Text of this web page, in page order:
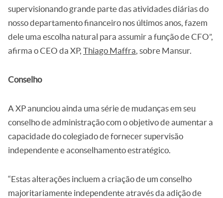
supervisionando grande parte das atividades diárias do
nosso departamento financeiro nos últimos anos, fazem
dele uma escolha natural para assumir a função de CFO”,
afirma o CEO da XP, Thiago Maffra, sobre Mansur.
Conselho
A XP anunciou ainda uma série de mudanças em seu
conselho de administração com o objetivo de aumentar a
capacidade do colegiado de fornecer supervisão
independente e aconselhamento estratégico.
“Estas alterações incluem a criação de um conselho
majoritariamente independente através da adição de